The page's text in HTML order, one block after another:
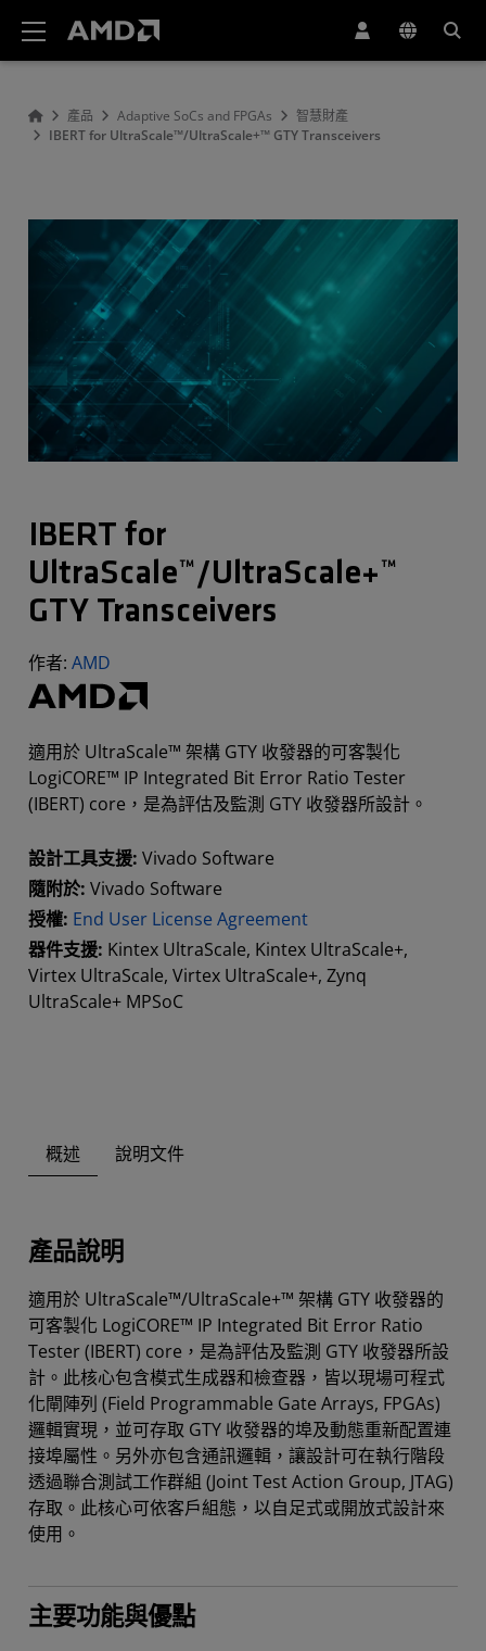
產品 Adaptive SoCs and FPGAs
智慧財產
IBERT for UltraScale™/UltraScale+™ GTY Transceivers
IBERT for
UltraScale™/UltraScale+™
GTY Transceivers
作者: AMD
適用於 UltraScale™ 架構 GTY 收發器的可客製化
LogiCORE™ IP Integrated Bit Error Ratio Tester
(IBERT) core，是為評估及監測 GTY 收發器所設計。
設計工具支援: Vivado Software
隨附於: Vivado Software
授權: End User License Agreement
器件支援: Kintex UltraScale, Kintex UltraScale+,
Virtex UltraScale, Virtex UltraScale+, Zynq
UltraScale+ MPSoC
概述 說明文件
產品說明
適用於 UltraScale™/UltraScale+™ 架構 GTY 收發器的
可客製化 LogiCORE™ IP Integrated Bit Error Ratio
Tester (IBERT) core，是為評估及監測 GTY 收發器所設
計。此核心包含模式生成器和檢查器，皆以現場可程式
化閘陣列 (Field Programmable Gate Arrays, FPGAs)
邏輯實現，並可存取 GTY 收發器的埠及動態重新配置連
接埠屬性。另外亦包含通訊邏輯，讓設計可在執行階段
透過聯合測試工作群組 (Joint Test Action Group, JTAG)
存取。此核心可依客戶組態，以自足式或開放式設計來
使用。
主要功能與優點